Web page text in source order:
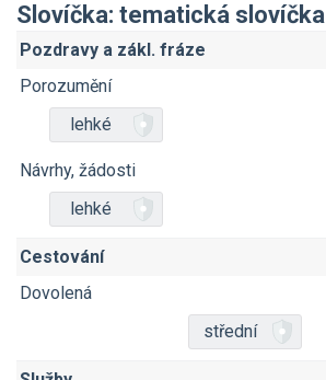
Slovíčka: tematická slovíčka
Pozdravy a zákl. fráze
Porozumění
lehké
Návrhy, žádosti
lehké
Cestování
Dovolená
střední